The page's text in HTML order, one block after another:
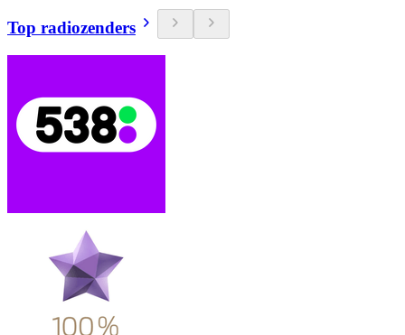
Top radiozenders